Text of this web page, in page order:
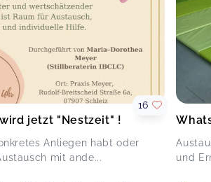
jetzt "Nestzeit" !
Anliegen habt oder
mit ande...
16
und